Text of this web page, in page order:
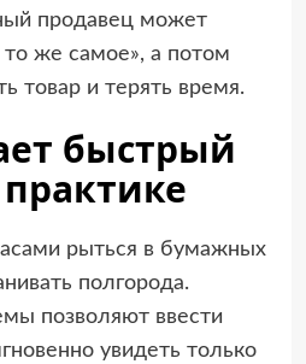
продавец может
же самое», а потом
товар и терять время.
быстрый
рыться в бумажных
полгорода.
позволяют ввести
увидеть только